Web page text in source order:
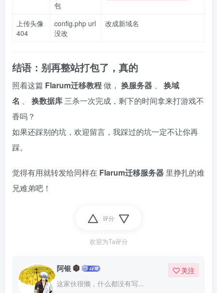
包
上传头像
404
config.php url
没改
改成新域名
结语：别再整站打包了，真的
照着这篇 Flarum迁移教程做， 换服务器 、 换域
名 、 换数据库三杀一次完成，剩下的时间拿来打游戏不
香吗？
如果还踩别的坑，欢迎留言，我踩过的坑一定不让你再
踩。
觉得有用就转发给同样在 Flarum迁移服务器 里挣扎的难
兄难弟吧！
评分
欢迎为Ta评分
阿银
这家伙很懒，什么都没有写...
关注